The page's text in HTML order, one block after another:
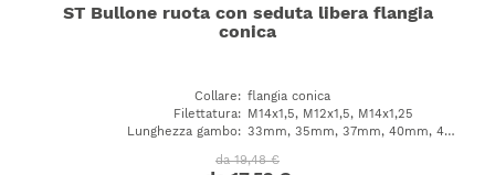
ST Bullone ruota con seduta libera flangia
conica
Collare: flangia conica
Filettatura: M14x1,5, M12x1,5, M14x1,25
Lunghezza gambo:
33mm, 35mm, 37mm, 40mm, 42mm, 45mm, 48mm, 50mm, 52mm, 53mm, 58mm, 32mm, 46mm, 34mm, 44mm, 31mm, 36mm, 39mm, 43mm, 49mm, 38mm, 51mm, 54mm
da 19,48 €